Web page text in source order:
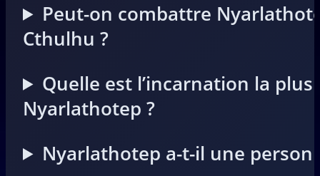
Peut-on combattre
Cthulhu ?
Quelle est l’incarnation la plus
Nyarlathotep ?
Nyarlathotep a-t-il une